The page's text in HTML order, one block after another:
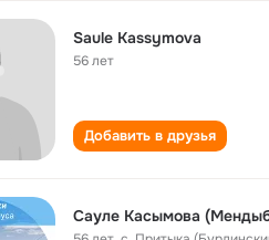
Saule Kassymova
56 лет
Добавить в друзья
Сауле Касымова